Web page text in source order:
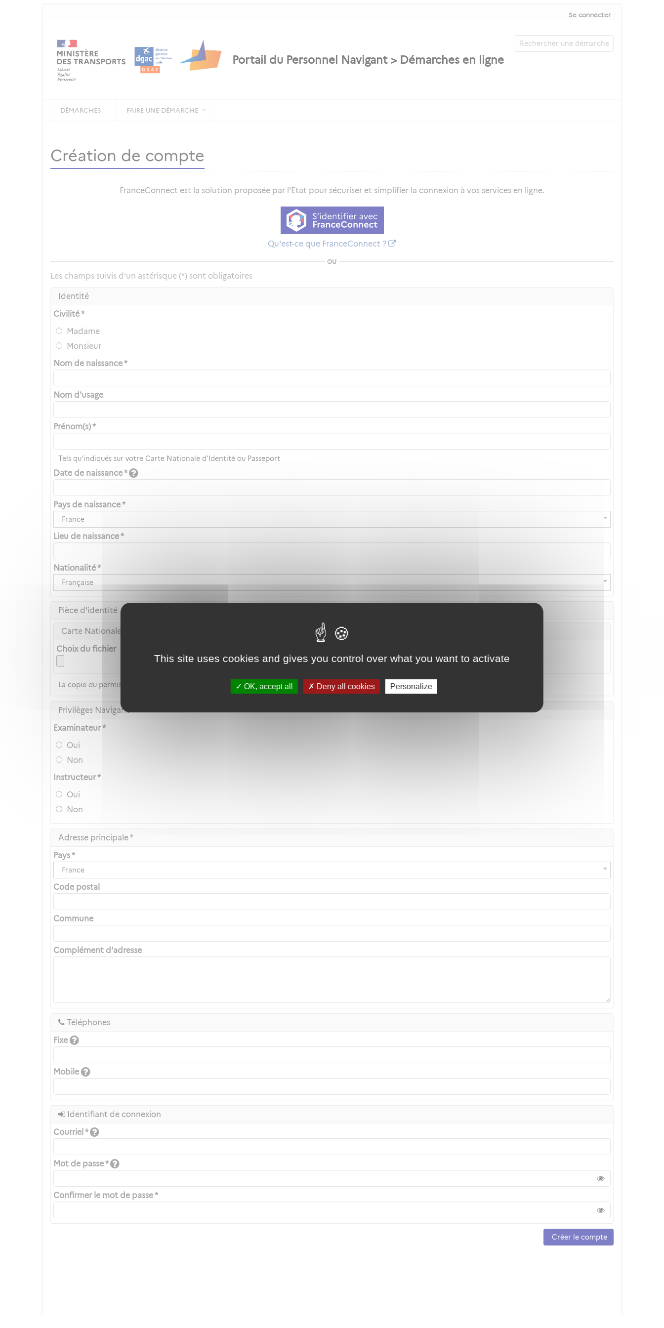
This site uses cookies and gives you control over what you want to activate
OK, accept all Deny all cookies Personalize
Se connecter
DÉMARCHES FAIRE UNE DÉMARCHE
Création de compte
FranceConnect est la solution proposée par l'Etat pour sécuriser et simplifier la connexion à vos services en ligne.
Qu'est-ce que FranceConnect ?
ou
Les champs suivis d'un astérisque (*) sont obligatoires
Identité
Civilité *
Madame
Monsieur
Nom de naissance *
Nom d'usage
Prénom(s) *
Tels qu'indiqués sur votre Carte Nationale d'Identité ou Passeport
Date de naissance *
Pays de naissance *
France
Lieu de naissance *
Nationalité *
Française
Pièce d'identité
Carte Nationale d'Identité ou Passeport *
Choix du fichier
La copie du permis de conduire n'est pas acceptée
Privilèges Navigant
Examinateur *
Oui
Non
Instructeur *
Oui
Non
Adresse principale *
Pays *
France
Code postal
Commune
Complément d'adresse
Téléphones
Fixe
Mobile
Identifiant de connexion
Courriel *
Mot de passe *
Confirmer le mot de passe *
Créer le compte